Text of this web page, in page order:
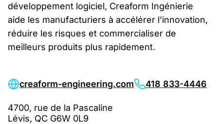
développement logiciel, Creaform Ingénierie
aide les manufacturiers à accélérer l’innovation,
réduire les risques et commercialiser de
meilleurs produits plus rapidement.
creaform-engineering.com 418 833-4446
4700, rue de la Pascaline
Lévis, QC G6W 0L9